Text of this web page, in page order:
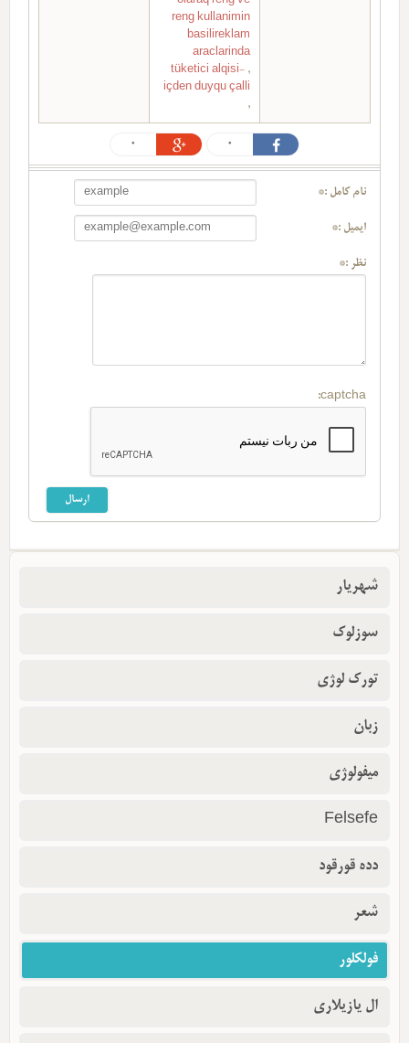
reng kullanimin
basilireklam
araclarinda
tüketici alqisi- ,
içden duyqu çalli
,
0
0
نام کامل :*
ایمیل :*
نظر :*
captcha:
شهریار
سوزلوک
تورک لوژی
زبان
میفولوژی
Felsefe
دده قورقود
شعر
فولکلور
ال یازیلاری